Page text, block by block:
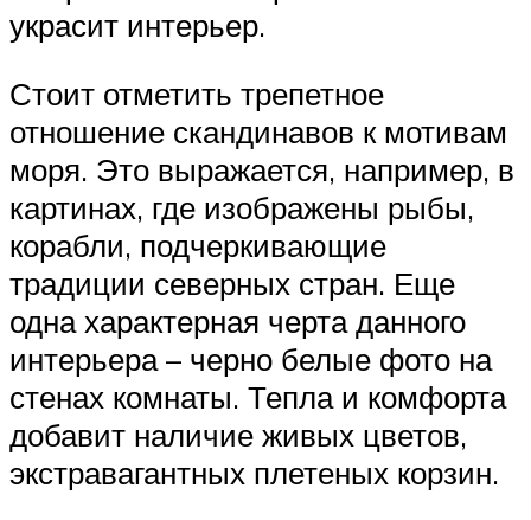
украсит интерьер.
Стоит отметить трепетное
отношение скандинавов к мотивам
моря. Это выражается, например, в
картинах, где изображены рыбы,
корабли, подчеркивающие
традиции северных стран. Еще
одна характерная черта данного
интерьера – черно белые фото на
стенах комнаты. Тепла и комфорта
добавит наличие живых цветов,
экстравагантных плетеных корзин.